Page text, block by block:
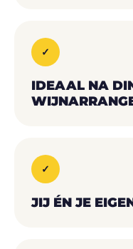
✓
IDEAAL NA
✓
JIJ ÉN JE